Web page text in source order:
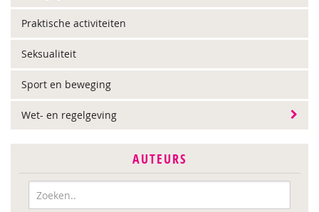
Praktische activiteiten
Seksualiteit
Sport en beweging
Wet- en regelgeving
AUTEURS